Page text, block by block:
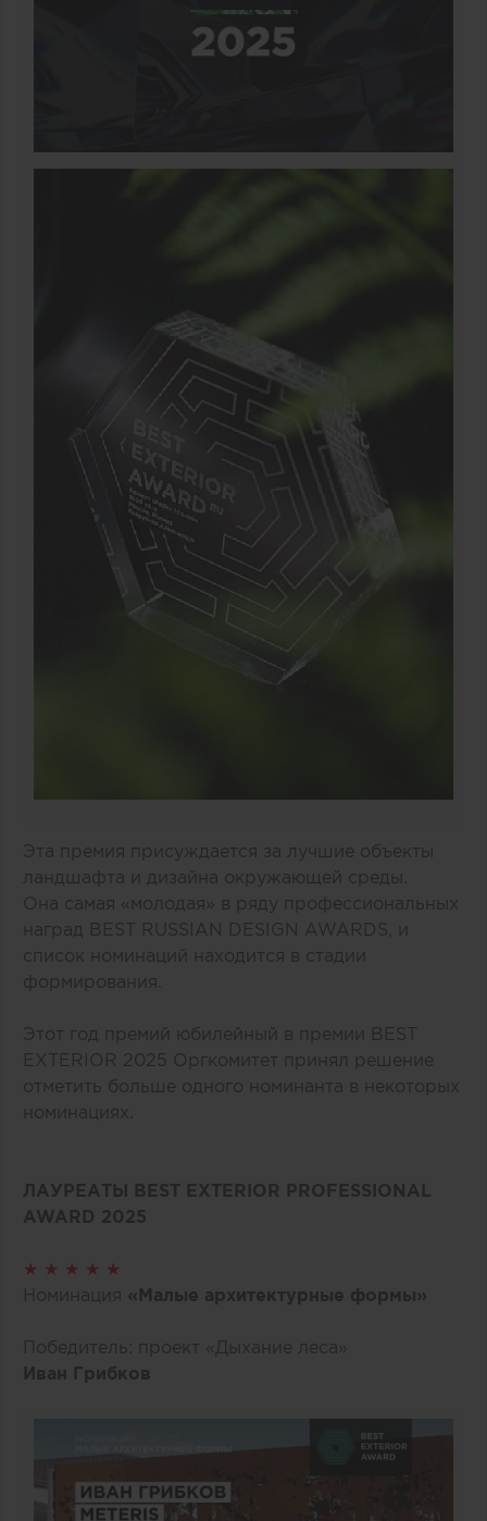
Эта премия присуждается за лучшие объекты
ландшафта и дизайна окружающей среды.
Она самая «молодая» в ряду профессиональных
наград BEST RUSSIAN DESIGN AWARDS, и
список номинаций находится в стадии
формирования.
Этот год премий юбилейный в премии BEST
EXTERIOR 2025 Оргкомитет принял решение
отметить больше одного номинанта в некоторых
номинациях.
ЛАУРЕАТЫ BEST EXTERIOR PROFESSIONAL
AWARD 2025
★ ★ ★ ★ ★
Номинация «Малые архитектурные формы»
Победитель: проект «Дыхание леса»
Иван Грибков